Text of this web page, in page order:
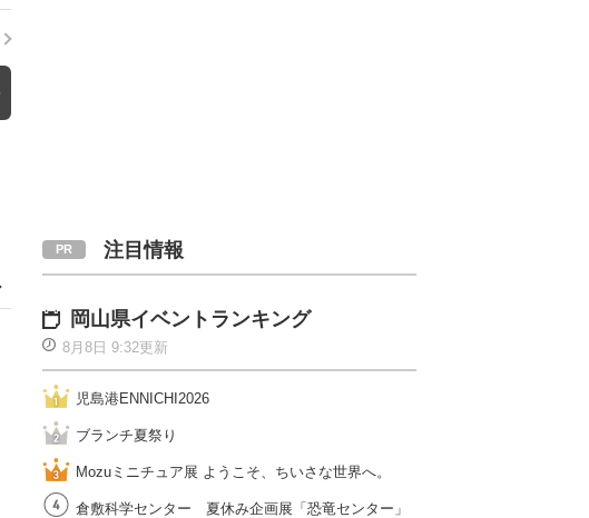
注目情報
岡山県イベントランキング
8月8日 9:32更新
児島港ENNICHI2026
ブランチ夏祭り
Mozuミニチュア展 ようこそ、ちいさな世界へ。
倉敷科学センター 夏休み企画展「恐竜センター」